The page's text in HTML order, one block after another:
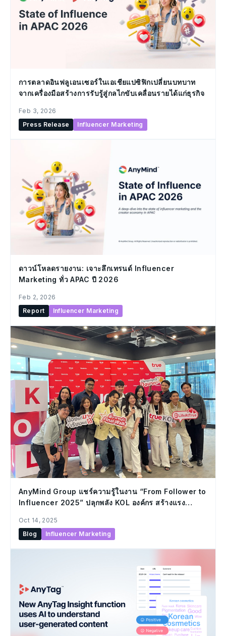
การตลาดอินฟลูเอนเซอร์ในเอเชียแปซิฟิกเปลี่ยนบทบาท
จากเครื่องมือสร้างการรับรู้สู่กลไกขับเคลื่อนรายได้แก่ธุรกิจ
Feb 3, 2026
Press Release
Influencer Marketing
ดาวน์โหลดรายงาน: เจาะลึกเทรนด์ Influencer
Marketing ทั่ว APAC ปี 2026
Feb 2, 2026
Report
Influencer Marketing
AnyMind Group แชร์ความรู้ในงาน “From Follower to
Influencer 2025” ปลุกพลัง KOL องค์กร สร้างแรง
Oct 14, 2025
Blog
Influencer Marketing